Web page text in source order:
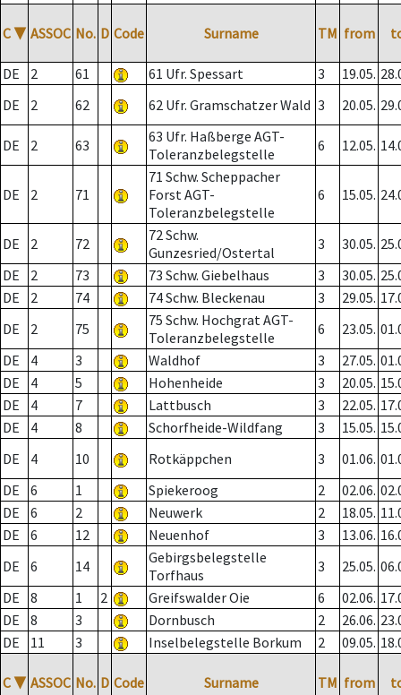
C ▼ ASSOC No. D Code Surname TM from
DE 2 61 61 Ufr. Spessart 3 19.05.
DE
2 62 62 Ufr. Gramschatzer Wald 3 20.05.
DE 2 63
63 Ufr. Haßberge AGT-
Toleranzbelegstelle
6 12.05.
DE 2 71
71 Schw. Scheppacher
Forst AGT-
Toleranzbelegstelle
6 15.05.
DE 2 72
72 Schw.
Gunzesried/Ostertal
3 30.05.
DE
2 73 73 Schw. Giebelhaus 3 30.05.
DE
2 74 74 Schw. Bleckenau 3 29.05.
DE
2 75
75 Schw. Hochgrat AGT-
Toleranzbelegstelle
6 23.05.
DE
4 3 Waldhof 3 27.05.
DE
4 5 Hohenheide 3 20.05.
DE
4 7 Lattbusch 3 22.05.
DE
4 8 Schorfheide-Wildfang 3 15.05.
DE
4 10 Rotkäppchen 3 01.06.
DE
6 1 Spiekeroog 2 02.06.
DE
6 2 Neuwerk 2 18.05.
DE
6 12 Neuenhof 3 13.06.
DE
6 14
Gebirgsbelegstelle
Torfhaus
3 25.05.
DE
8 1 2 Greifswalder Oie 6 02.06.
DE
8 3 Dornbusch 2 26.06.
DE
11 3 Inselbelegstelle Borkum 2 09.05.
C ▼ ASSOC No. D Code Surname TM from